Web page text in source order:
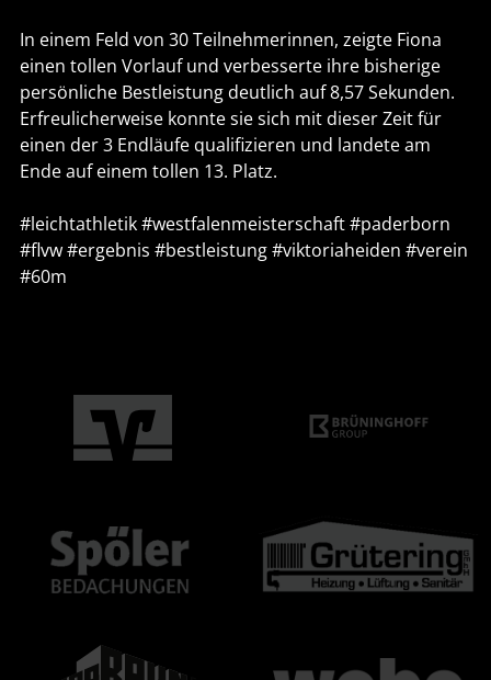
In einem Feld von 30 Teilnehmerinnen, zeigte Fiona
einen tollen Vorlauf und verbesserte ihre bisherige
persönliche Bestleistung deutlich auf 8,57 Sekunden.
Erfreulicherweise konnte sie sich mit dieser Zeit für
einen der 3 Endläufe qualifizieren und landete am
Ende auf einem tollen 13. Platz.
#leichtathletik#westfalenmeisterschaft#paderborn
#flvw#ergebnis #bestleistung#viktoriaheiden #verein
#60m